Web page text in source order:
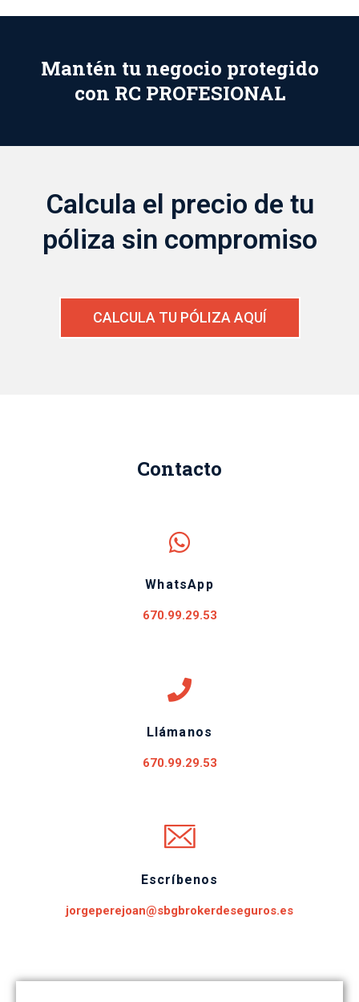
Mantén tu negocio protegido
con RC PROFESIONAL
Calcula el precio de tu
póliza sin compromiso
CALCULA TU PÓLIZA AQUÍ
Contacto
WhatsApp
670.99.29.53
Llámanos
670.99.29.53
Escríbenos
jorgeperejoan@sbgbrokerdeseguros.es